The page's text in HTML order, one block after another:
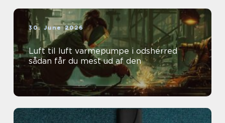
30. June 2026
Luft til luft varmepumpe i odsherred
sådan får du mest ud af den